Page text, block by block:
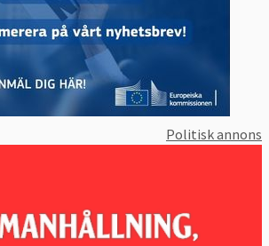
Politisk annons